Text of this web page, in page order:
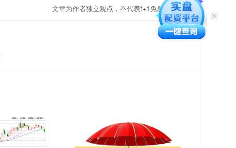
文章为作者独立观点，不代表t+1免息配资观点